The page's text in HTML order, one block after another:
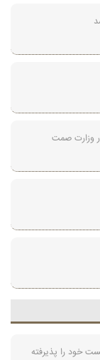
در وزارت صمت
خود را پذیرفته